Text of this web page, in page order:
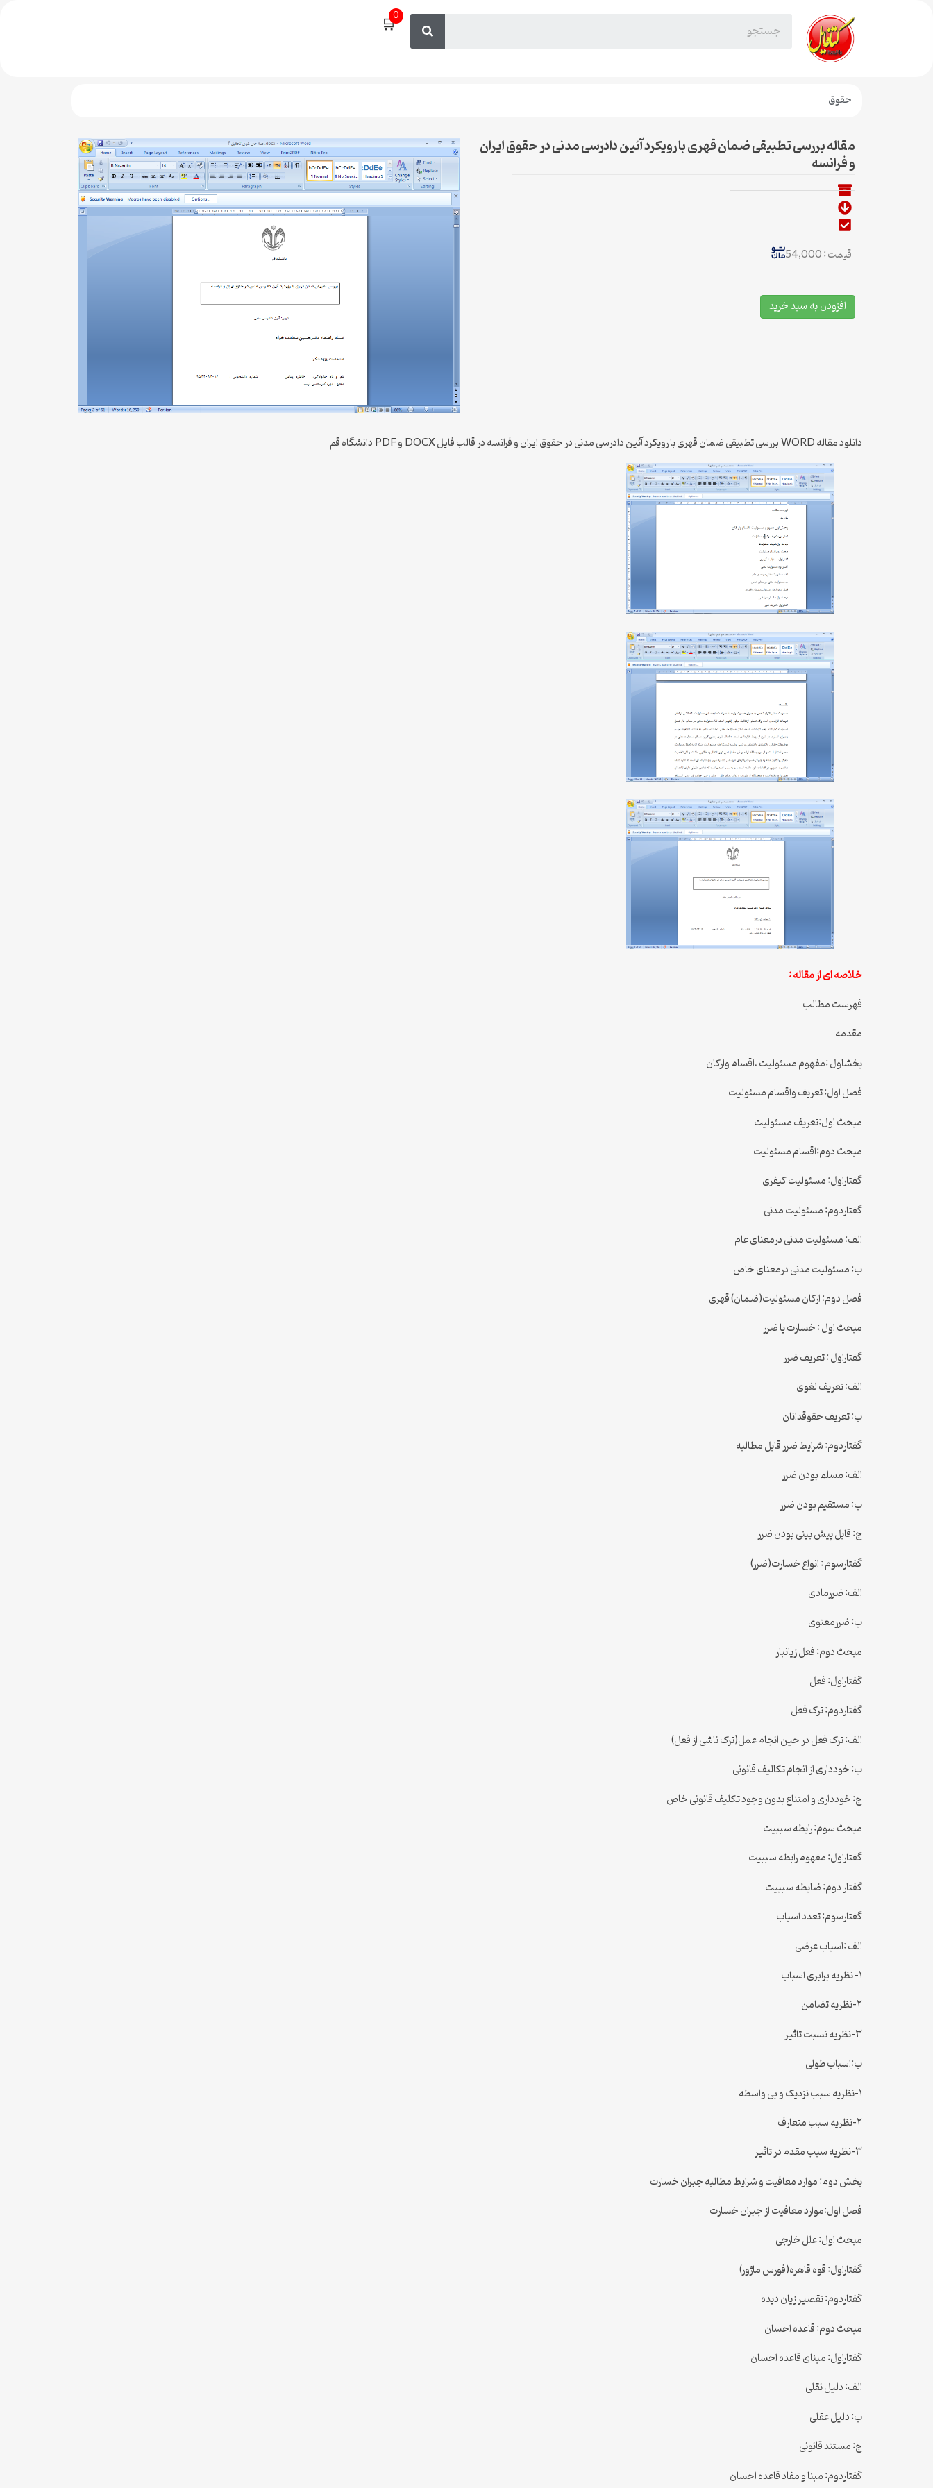
🛒0
حقوق
مقاله بررسی تطبیقی ضمان قهری با رویکرد آئین دادرسی مدنی در حقوق ایران
و فرانسه
قیمت : 54,000
افزودن به سبد خرید
دانلود مقاله WORD بررسی تطبیقی ضمان قهری با رویکرد آئین دادرسی مدنی در حقوق ایران و فرانسه در قالب فایل DOCX و PDF دانشگاه قم
خلاصه ای از مقاله :
فهرست مطالب
مقدمه
بخشاول :مفهوم مسئولیت ،اقسام وارکان
فصل اول: تعریف واقسام مسئولیت
مبحث اول:تعریف مسئولیت
مبحث دوم:اقسام مسئولیت
گفتاراول: مسئولیت کیفری
گفتاردوم: مسئولیت مدنی
الف: مسئولیت مدنی درمعنای عام
ب: مسئولیت مدنی درمعنای خاص
فصل دوم: ارکان مسئولیت(ضمان) قهری
مبحث اول : خسارت یا ضرر
گفتاراول : تعریف ضرر
الف: تعریف لغوی
ب: تعریف حقوقدانان
گفتاردوم: شرایط ضرر قابل مطالبه
الف: مسلم بودن ضرر
ب: مستقیم بودن ضرر
ج: قابل پیش بینی بودن ضرر
گفتارسوم : انواع خسارت(ضرر)
الف: ضررمادی
ب: ضررمعنوی
مبحث دوم: فعل زیانبار
گفتاراول: فعل
گفتاردوم: ترک فعل
الف: ترک فعل در حین انجام عمل(ترک ناشی از فعل)
ب: خودداری از انجام تکالیف قانونی
ج: خودداری و امتناع بدون وجود تکلیف قانونی خاص
مبحث سوم: رابطه سببیت
گفتاراول: مفهوم رابطه سببیت
گفتار دوم: ضابطه سببیت
گفتارسوم: تعدد اسباب
الف :اسباب عرضی
۱- نظریه برابری اسباب
۲-نظریه تضامن
۳-نظریه نسبت تاثیر
ب:اسباب طولی
۱-نظریه سبب نزدیک و بی واسطه
۲-نظریه سبب متعارف
۳-نظریه سبب مقدم در تاثیر
بخش دوم: موارد معافیت و شرایط مطالبه جبران خسارت
فصل اول:موارد معافیت از جبران خسارت
مبحث اول: علل خارجی
گفتاراول: قوه قاهره(فورس ماژور)
گفتاردوم: تقصیر زیان دیده
مبحث دوم: قاعده احسان
گفتاراول: مبنای قاعده احسان
الف: دلیل نقلی
ب: دلیل عقلی
ج: مستند قانونی
گفتاردوم: مبنا و مفاد قاعده احسان